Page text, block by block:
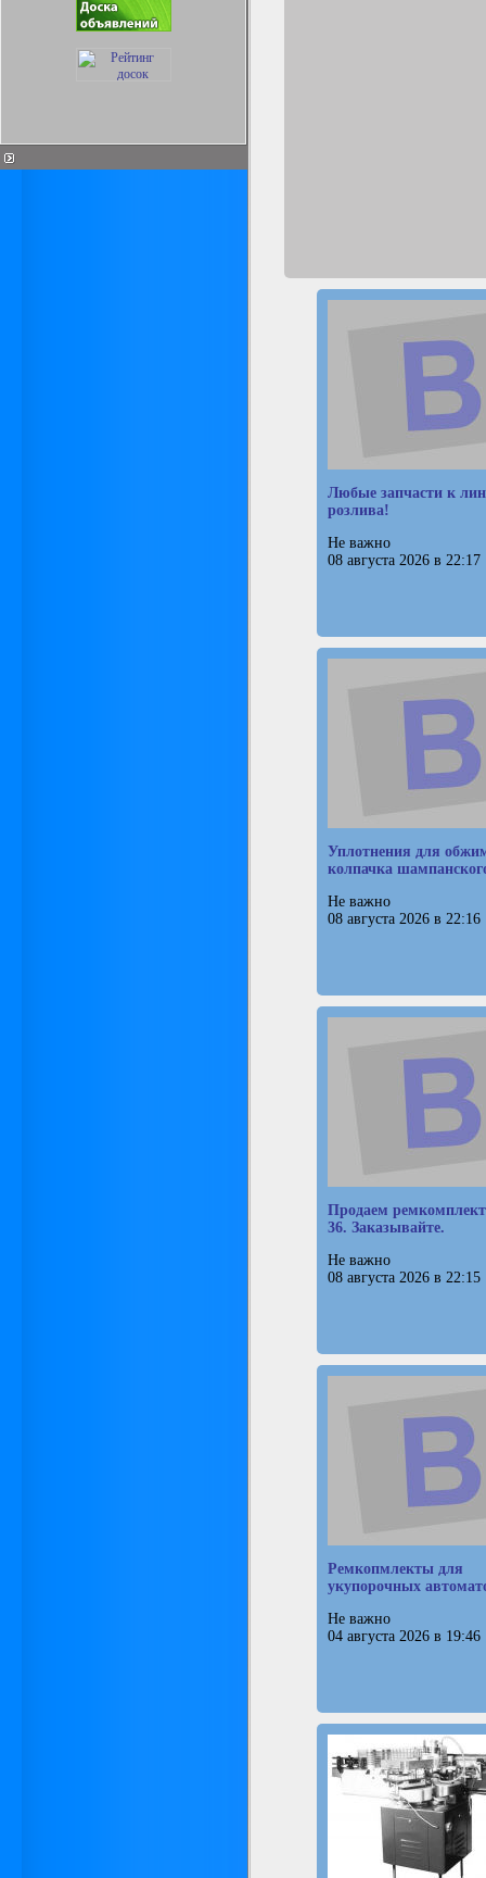
Любые запчасти к
розлива!
Не важно
08 августа 2026 в 22:17
Уплотнения для
колпачка
Не важно
08 августа 2026 в 22:16
Продаем
36. Заказывайте.
Не важно
08 августа 2026 в 22:15
Ремкопмлекты для
укупорочных
Не важно
04 августа 2026 в 19:46